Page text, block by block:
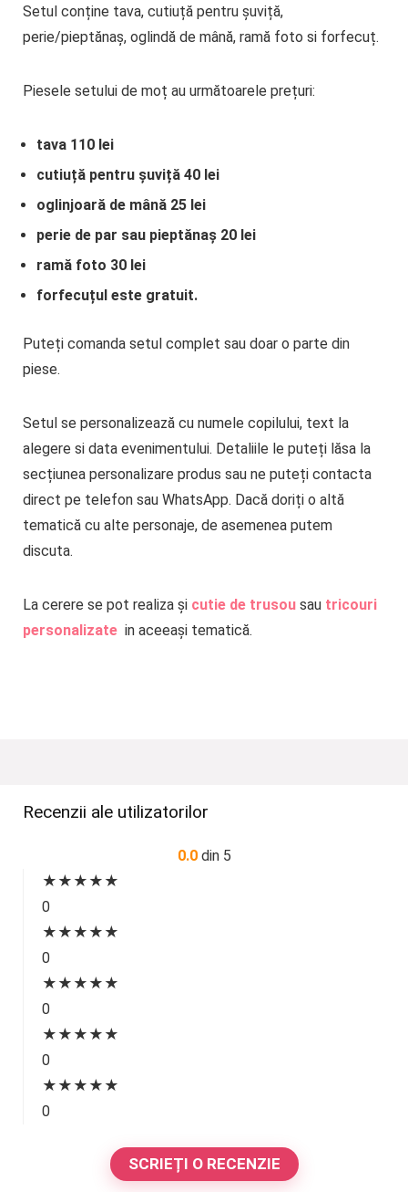
Setul conține tava, cutiuță pentru șuviță,
perie/pieptănaș, oglindă de mână, ramă foto si forfecuț.
Piesele setului de moț au următoarele prețuri:
tava 110 lei
cutiuță pentru șuviță 40 lei
oglinjoară de mână 25 lei
perie de par sau pieptănaș 20 lei
ramă foto 30 lei
forfecuțul este gratuit.
Puteți comanda setul complet sau doar o parte din
piese.
Setul se personalizează cu numele copilului, text la
alegere si data evenimentului. Detaliile le puteți lăsa la
secțiunea personalizare produs sau ne puteți contacta
direct pe telefon sau WhatsApp. Dacă doriți o altă
tematică cu alte personaje, de asemenea putem
discuta.
La cerere se pot realiza șicutie de trusousau tricouri
personalizate in aceeași tematică.
Recenzii ale utilizatorilor
0.0 din 5
★ ★ ★ ★ ★
0
★ ★ ★ ★ ★
0
★ ★ ★ ★ ★
0
★ ★ ★ ★ ★
0
★ ★ ★ ★ ★
0
SCRIEȚI O RECENZIE